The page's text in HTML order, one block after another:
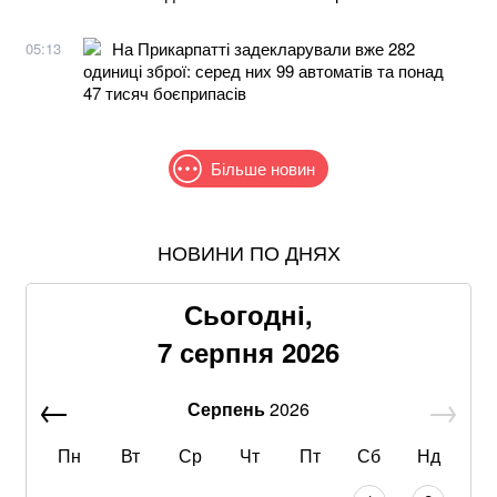
05:13
На Прикарпатті задекларували вже 282
одиниці зброї: серед них 99 автоматів та понад
47 тисяч боєприпасів
Більше новин
В МЗС заявили, що слова Залужного щодо членства
Знищені печі, склади та роки роботи: що
залишилося після удару по "Епіцентру"
Без води не вижити: Шмигаль розкрив, куди планує
Рф знищила склади «Епіцентру», ROZETKA, «Нової
НОВИНИ ПО ДНЯХ
Сьогодні,
7 серпня 2026
Серпень2026
Пн
Вт Ср Чт Пт Сб Нд